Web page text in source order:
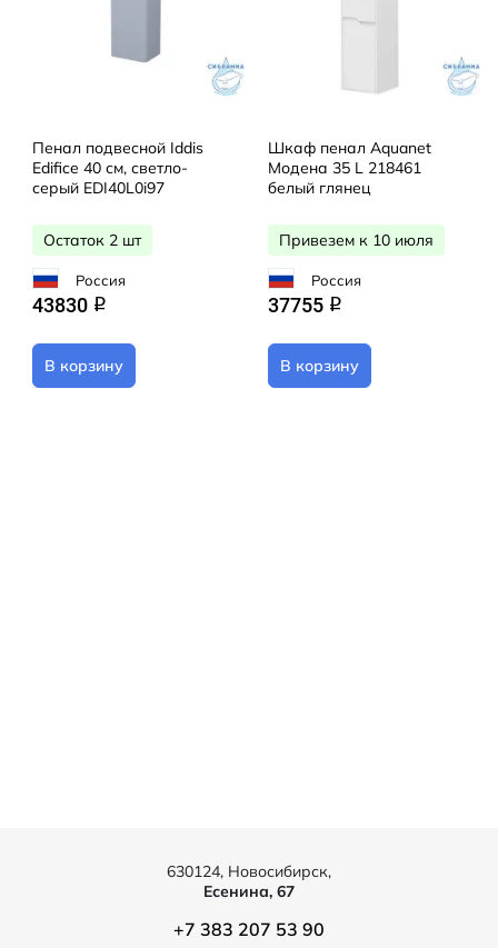
Пенал подвесной Iddis
Edifice 40 см, светло-
серый EDI40L0i97
Остаток 2 шт
Россия
43830 q
В корзину
Шкаф пенал Aquanet
Модена 35 L 218461
белый глянец
Привезем к 10 июля
Россия
37755 q
В корзину
630124, Новосибирск,
Есенина, 67
+7 383 207 53 90